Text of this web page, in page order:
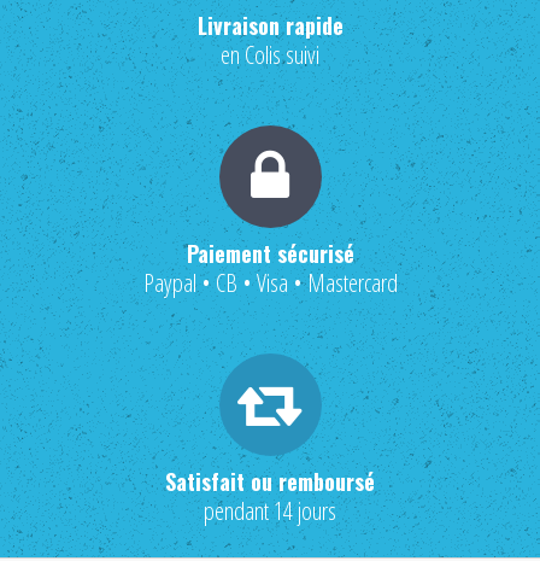
Livraison rapide
en Colis suivi
Paiement sécurisé
Paypal • CB • Visa • Mastercard
Satisfait ou remboursé
pendant 14 jours